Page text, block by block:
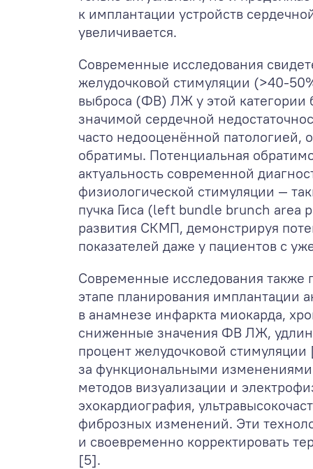
к имплантации устройств
увеличивается.
Современные исследования
желудочковой стимуляции (>40-
выброса (ФВ) ЛЖ у этой категории
значимой сердечной
часто недооценённой патологией,
обратимы. Потенциальная
актуальность современной
физиологической стимуляции —
пучка Гиса (left bundle brunch area
развития СКМП, демонстрируя
показателей даже у пациентов с
Современные исследования также
этапе планирования имплантации
в анамнезе инфаркта миокарда,
сниженные значения ФВ ЛЖ,
процент желудочковой
за функциональными изменениями
методов визуализации и
эхокардиография,
фиброзных изменений. Эти
и своевременно корректировать
[5].